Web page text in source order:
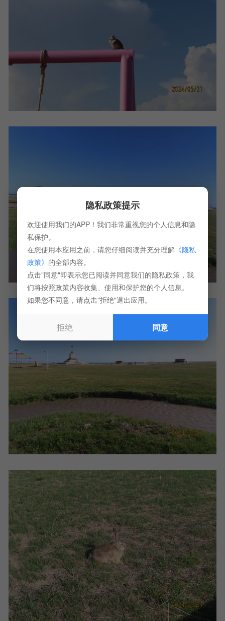
隐私政策提示
欢迎使用我们的APP！我们非常重视您的个人信息和隐
私保护。
在您使用本应用之前，请您仔细阅读并充分理解《隐私
政策》 的全部内容。
点击"同意"即表示您已阅读并同意我们的隐私政策，我
们将按照政策内容收集、使用和保护您的个人信息。
如果您不同意，请点击"拒绝"退出应用。
拒绝 同意